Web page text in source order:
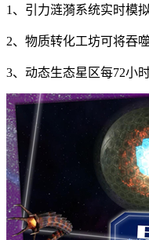
1、引力涟漪系统实时模
2、物质转化工坊可将吞
3、动态生态星区每72小